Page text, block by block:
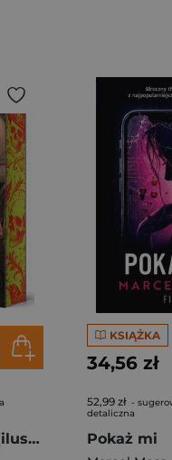
Kamienica dusz (ilustrowane brzegi)
KSIĄŻKA
34,56 zł
52,99 zł -
detaliczna
Pokaż mi